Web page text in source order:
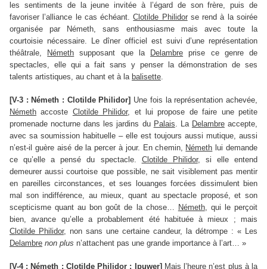
les sentiments de la jeune invitée à l’égard de son frère, puis de
favoriser l’alliance le cas échéant.Clotilde Philidorse rend à la soirée
organisée par Németh, sans enthousiasme mais avec toute la
courtoisie nécessaire. Le dîner officiel est suivi d’une représentation
théâtrale,
Németh supposant que la Delambre prise ce genre de
spectacles, elle qui a fait sans y penser la démonstration de ses
talents artistiques, au chant et à la balisette.
[V-3 : Németh : Clotilde Philidor] Une fois la représentation achevée,
Németh accoste Clotilde Philidor, et lui propose de faire une petite
promenade nocturne dans les jardins du Palais. La Delambreaccepte,
avec sa soumission habituelle – elle est toujours aussi mutique, aussi
n’est-il guère aisé de la percer à jour. En chemin, Németh lui demande
ce qu’elle a pensé du spectacle. Clotilde Philidor, si elle entend
demeurer aussi courtoise que possible, ne sait visiblement pas mentir
en pareilles circonstances, et ses louanges forcées dissimulent bien
mal son indifférence, au mieux, quant au spectacle proposé, et son
scepticisme quant au bon goût de la chose… Németh, qui le perçoit
bien, avance qu’elle a probablement été habituée à mieux ; mais
Clotilde Philidor, non sans une certaine candeur, la détrompe : « Les
Delambre non plus n’attachent pas une grande importance à l’art… »
[V-4 : Németh : Clotilde Philidor ; Ipuwer] Mais l’heure n’est plus à la